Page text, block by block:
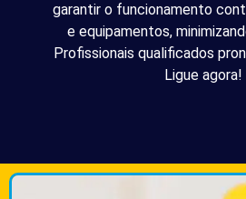
garantir o funcionamento
e equipamentos,
Profissionais qualificados
Ligue agora!